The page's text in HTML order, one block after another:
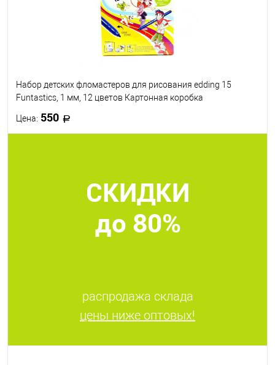
Набор детских фломастеров для рисования edding 15
Funtastics, 1 мм, 12 цветов Картонная коробка
Цена: 550
В наличии
СКИДКИ
до 80%
распродажа склада
цены ниже оптовых!